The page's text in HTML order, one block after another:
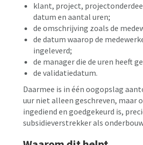
klant, project,
datum en aantal uren;
de omschrijving zoals de
de datum waarop de
ingeleverd;
de manager die de uren heeft
de validatiedatum.
Daarmee is in één oogopslag
uur niet alleen geschreven, maar
ingediend en goedgekeurd is,
subsidieverstrekker als